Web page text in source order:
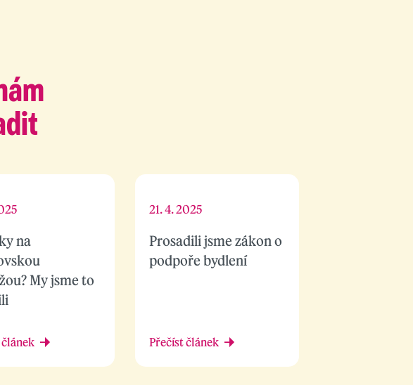
na
My jsme to
Prosadili jsme zákon o
podpoře bydlení
21. 4. 2025
Přečíst článek